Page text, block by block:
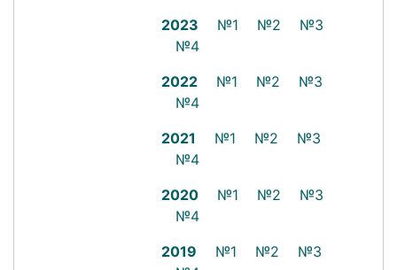
2023
№1 №2
№3
№4
2022
№1 №2
№3
№4
2021
№1 №2
№3
№4
2020
№1 №2
№3
№4
2019
№1 №2
№3